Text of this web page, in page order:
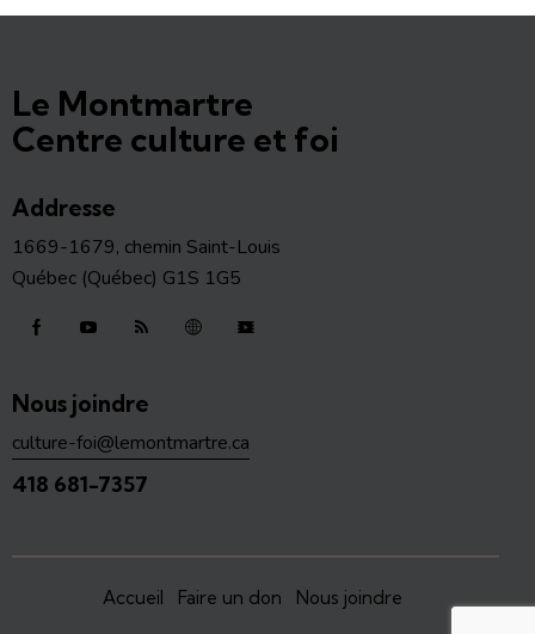
Le Montmartre
Centre culture et foi
Addresse
1669-1679, chemin Saint-Louis
Québec (Québec) G1S 1G5
Nous joindre
culture-foi@lemontmartre.ca
418 681-7357
Accueil Faire un don Nous joindre